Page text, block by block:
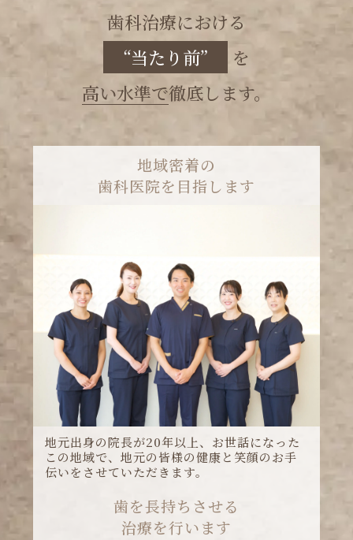
高い水準で徹底します。
地域密着の
地元出身の院長が20年以上、お世話になった
この地域で、地元の皆様の健康と笑顔のお手
伝いをさせていただきます。
歯を長持ちさせる
治療を行います